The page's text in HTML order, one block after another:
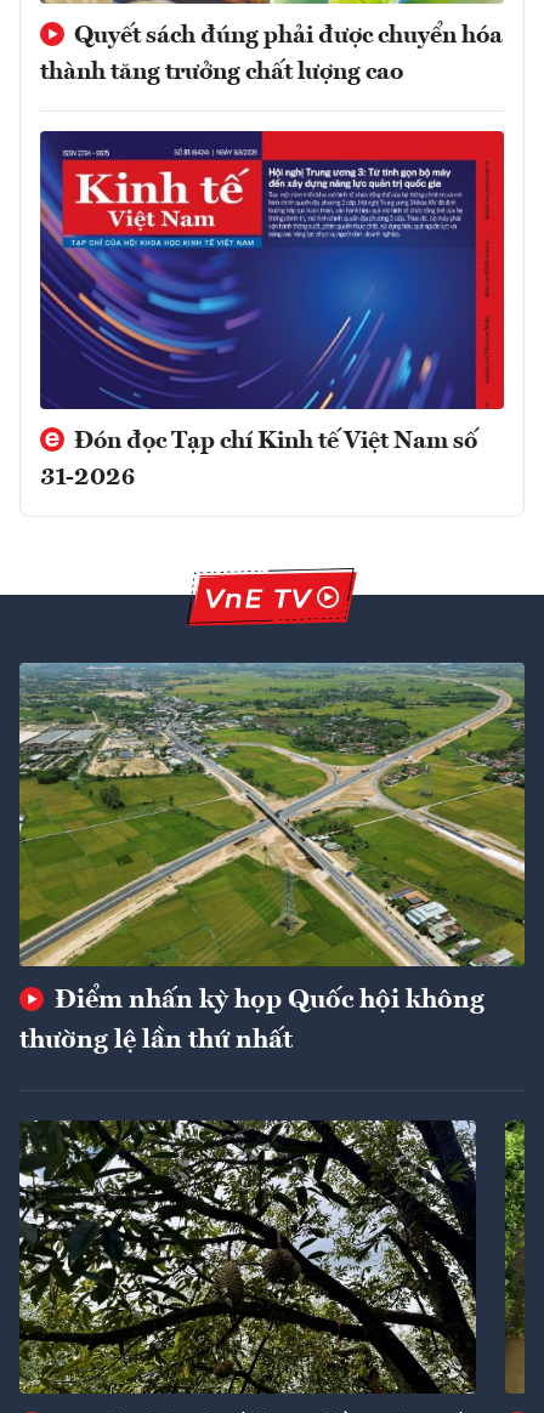
Quyết sách đúng phải được chuyển hóa
thành tăng trưởng chất lượng cao
Đón đọc Tạp chí Kinh tế Việt Nam số
31-2026
Điểm nhấn kỳ họp Quốc hội không
thường lệ lần thứ nhất